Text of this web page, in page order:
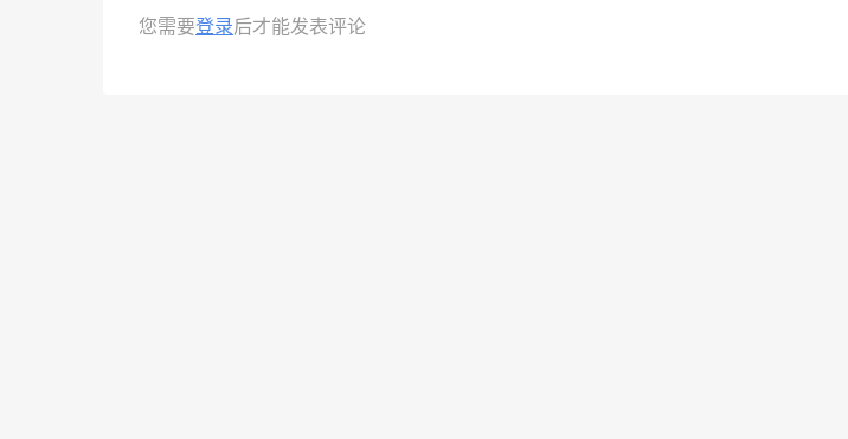
您需要登录后才能发表评论